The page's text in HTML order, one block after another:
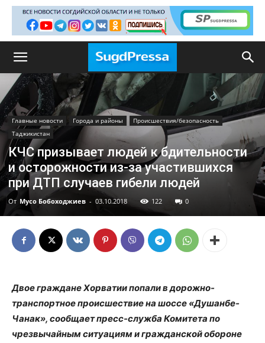
Главные новости Города и районы
Происшествия/безопасность
Таджикистан
КЧС призывает людей к бдительности
и осторожности из-за участившихся
при ДТП случаев гибели людей
От Мусо Бобоходжиев - 03.10.2018 122 0
Двое граждане Хорватии попали в дорожно-
транспортное происшествие на шоссе «Душанбе-
Чанак», сообщает пресс-служба Комитета по
чрезвычайным ситуациям и гражданской обороне